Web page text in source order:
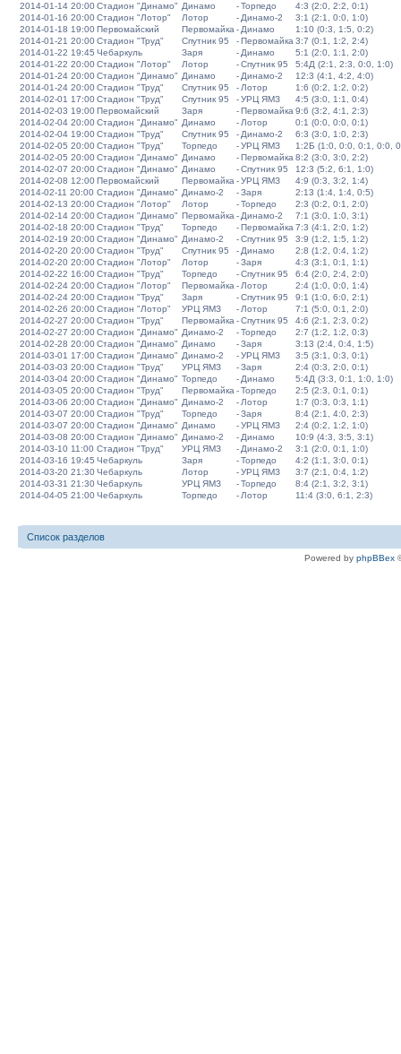
2014-01-14 20:00Стадион "Динамо" Динамо -Торпедо
4:3 (2:0, 2:2, 0:1)
2014-01-16 20:00Стадион "Лотор" Лотор - Динамо-2
3:1 (2:1, 0:0, 1:0)
2014-01-18 19:00Первомайский Первомайка - Динамо
1:10 (0:3, 1:5, 0:2)
2014-01-21 20:00Стадион "Труд" Спутник 95 -Первомайка 3:7 (0:1, 1:2, 2:4)
2014-01-22 19:45 Чебаркуль Заря - Динамо
5:1 (2:0, 1:1, 2:0)
2014-01-22 20:00Стадион "Лотор" Лотор -Спутник 95
5:4Д (2:1, 2:3, 0:0, 1:0)
2014-01-24 20:00Стадион "Динамо" Динамо - Динамо-2
12:3 (4:1, 4:2, 4:0)
2014-01-24 20:00Стадион "Труд" Спутник 95 - Лотор
1:6 (0:2, 1:2, 0:2)
2014-02-01 17:00Стадион "Труд" Спутник 95 -УРЦ ЯМЗ
4:5 (3:0, 1:1, 0:4)
2014-02-03 19:00Первомайский Заря -Первомайка 9:6 (3:2, 4:1, 2:3)
2014-02-04 20:00Стадион "Динамо" Динамо - Лотор
0:1 (0:0, 0:0, 0:1)
2014-02-04 19:00Стадион "Труд" Спутник 95 - Динамо-2
6:3 (3:0, 1:0, 2:3)
2014-02-05 20:00Стадион "Труд" Торпедо -УРЦ ЯМЗ
1:2Б (1:0, 0:0, 0:1, 0:0,
2014-02-05 20:00Стадион "Динамо" Динамо -Первомайка 8:2 (3:0, 3:0, 2:2)
2014-02-07 20:00Стадион "Динамо" Динамо -Спутник 95
12:3 (5:2, 6:1, 1:0)
2014-02-08 12:00Первомайский Первомайка -УРЦ ЯМЗ
4:9 (0:3, 3:2, 1:4)
2014-02-11 20:00 Стадион "Динамо" Динамо-2 -Заря
2:13 (1:4, 1:4, 0:5)
2014-02-13 20:00Стадион "Лотор" Лотор -Торпедо
2:3 (0:2, 0:1, 2:0)
2014-02-14 20:00Стадион "Динамо" Первомайка - Динамо-2
7:1 (3:0, 1:0, 3:1)
2014-02-18 20:00Стадион "Труд" Торпедо -Первомайка 7:3 (4:1, 2:0, 1:2)
2014-02-19 20:00Стадион "Динамо" Динамо-2 -Спутник 95
3:9 (1:2, 1:5, 1:2)
2014-02-20 20:00Стадион "Труд" Спутник 95 - Динамо
2:8 (1:2, 0:4, 1:2)
2014-02-20 20:00Стадион "Лотор" Лотор -Заря
4:3 (3:1, 0:1, 1:1)
2014-02-22 16:00Стадион "Труд" Торпедо -Спутник 95
6:4 (2:0, 2:4, 2:0)
2014-02-24 20:00Стадион "Лотор" Первомайка - Лотор
2:4 (1:0, 0:0, 1:4)
2014-02-24 20:00Стадион "Труд" Заря -Спутник 95
9:1 (1:0, 6:0, 2:1)
2014-02-26 20:00Стадион "Лотор" УРЦ ЯМЗ - Лотор
7:1 (5:0, 0:1, 2:0)
2014-02-27 20:00Стадион "Труд" Первомайка -Спутник 95
4:6 (2:1, 2:3, 0:2)
2014-02-27 20:00Стадион "Динамо" Динамо-2 -Торпедо
2:7 (1:2, 1:2, 0:3)
2014-02-28 20:00Стадион "Динамо" Динамо -Заря
3:13 (2:4, 0:4, 1:5)
2014-03-01 17:00Стадион "Динамо" Динамо-2 -УРЦ ЯМЗ
3:5 (3:1, 0:3, 0:1)
2014-03-03 20:00Стадион "Труд" УРЦ ЯМЗ -Заря
2:4 (0:3, 2:0, 0:1)
2014-03-04 20:00Стадион "Динамо" Торпедо - Динамо
5:4Д (3:3, 0:1, 1:0, 1:0)
2014-03-05 20:00Стадион "Труд" Первомайка -Торпедо
2:5 (2:3, 0:1, 0:1)
2014-03-06 20:00Стадион "Динамо" Динамо-2 - Лотор
1:7 (0:3, 0:3, 1:1)
2014-03-07 20:00Стадион "Труд" Торпедо -Заря
8:4 (2:1, 4:0, 2:3)
2014-03-07 20:00Стадион "Динамо" Динамо -УРЦ ЯМЗ
2:4 (0:2, 1:2, 1:0)
2014-03-08 20:00Стадион "Динамо" Динамо-2 - Динамо
10:9 (4:3, 3:5, 3:1)
2014-03-10 11:00 Стадион "Труд" УРЦ ЯМЗ - Динамо-2
3:1 (2:0, 0:1, 1:0)
2014-03-16 19:45 Чебаркуль Заря -Торпедо
4:2 (1:1, 3:0, 0:1)
2014-03-20 21:30Чебаркуль Лотор -УРЦ ЯМЗ
3:7 (2:1, 0:4, 1:2)
2014-03-31 21:30Чебаркуль УРЦ ЯМЗ -Торпедо
8:4 (2:1, 3:2, 3:1)
2014-04-05 21:00Чебаркуль Торпедо - Лотор 11:4 (3:0, 6:1, 2:3)
Список разделов
Powered by phpBBex